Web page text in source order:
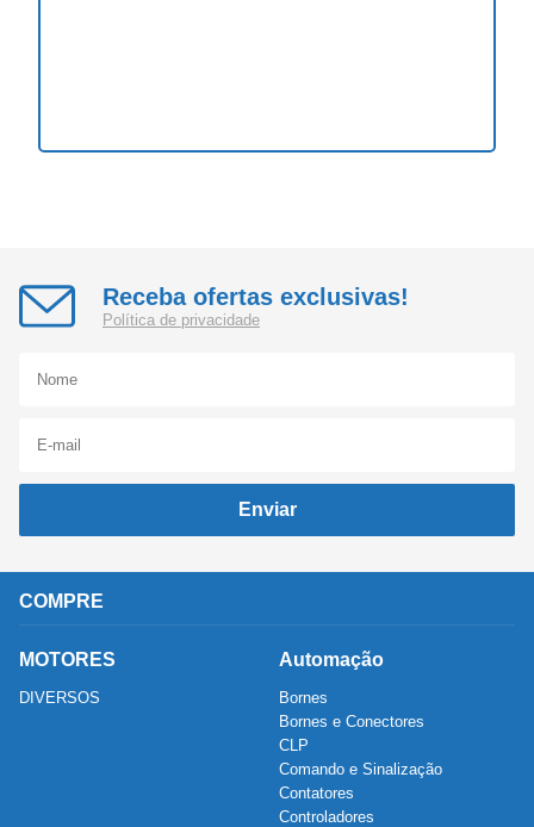
Receba ofertas exclusivas!
Política de privacidade
Enviar
COMPRE
MOTORES
DIVERSOS
Automação
Bornes
Bornes e Conectores
CLP
Comando e Sinalização
Contatores
Controladores